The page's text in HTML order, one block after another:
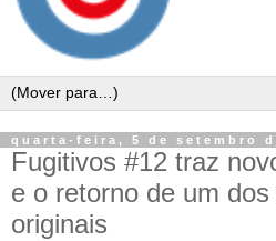
quarta-feira, 5 de setembro
Fugitivos #12 traz
e o retorno de um
originais